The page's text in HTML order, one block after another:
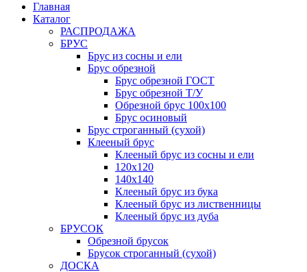
Главная
Каталог
РАСПРОДАЖА
БРУС
Брус из сосны и ели
Брус обрезной
Брус обрезной ГОСТ
Брус обрезной Т/У
Обрезной брус 100х100
Брус осиновый
Брус строганный (сухой)
Клееный брус
Клееный брус из сосны и ели
120х120
140х140
Клееный брус из бука
Клееный брус из лиственницы
Клееный брус из дуба
БРУСОК
Обрезной брусок
Брусок строганный (сухой)
ДОСКА